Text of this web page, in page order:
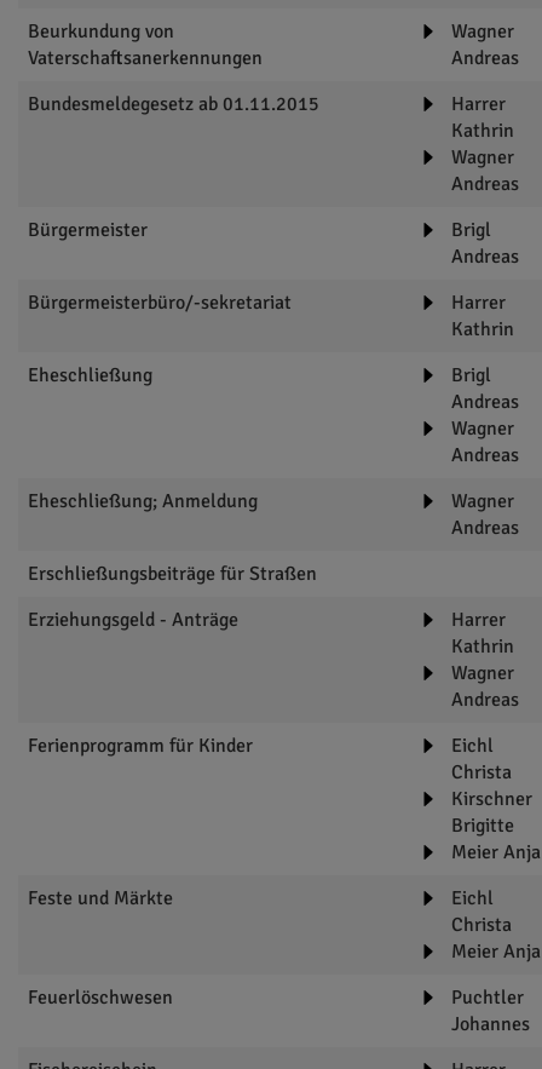
Beurkundung von
Vaterschaftsanerkennungen
Wagner
Andreas
Bundesmeldegesetz ab 01.11.2015
Harrer
Kathrin
Wagner
Andreas
Bürgermeister
Brigl
Andreas
Bürgermeisterbüro/-sekretariat
Harrer
Kathrin
Eheschließung
Brigl
Andreas
Wagner
Andreas
Eheschließung; Anmeldung
Wagner
Andreas
Erschließungsbeiträge für Straßen
Erziehungsgeld - Anträge
Harrer
Kathrin
Wagner
Andreas
Ferienprogramm für Kinder
Eichl
Christa
Kirschner
Brigitte
Meier Anja
Feste und Märkte
Eichl
Christa
Meier Anja
Feuerlöschwesen
Puchtler
Johannes